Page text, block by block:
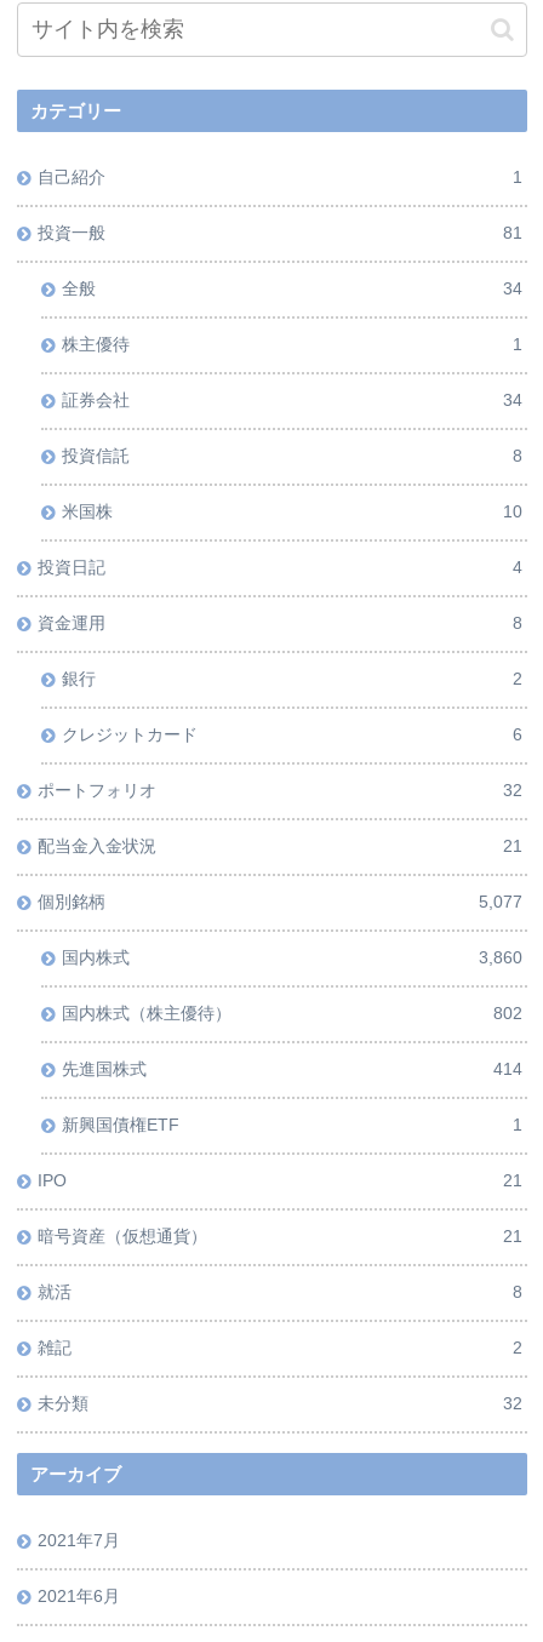
カテゴリー
自己紹介 1
投資一般 81
全般 34
株主優待 1
証券会社 34
投資信託 8
米国株 10
投資日記 4
資金運用 8
銀行 2
クレジットカード 6
ポートフォリオ 32
配当金入金状況 21
個別銘柄 5,077
国内株式 3,860
国内株式（株主優待） 802
先進国株式 414
新興国債権ETF 1
IPO 21
暗号資産（仮想通貨） 21
就活 8
雑記 2
未分類 32
アーカイブ
2021年7月
2021年6月